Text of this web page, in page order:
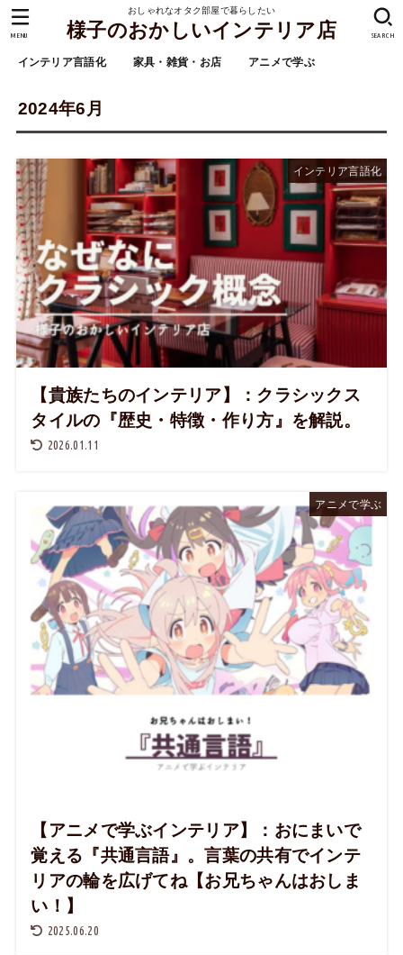
おしゃれなオタク部屋で暮らしたい
様子のおかしいインテリア店
インテリア言語化 家具・雑貨・お店 アニメで学ぶ
SEARCH
MENU
2024年6月
インテリア言語化
【貴族たちのインテリア】：クラシックス
タイルの『歴史・特徴・作り方』を解説。
2026.01.11
アニメで学ぶ
【アニメで学ぶインテリア】：おにまいで
覚える『共通言語』。言葉の共有でインテ
リアの輪を広げてね【お兄ちゃんはおしま
い！】
2025.06.20